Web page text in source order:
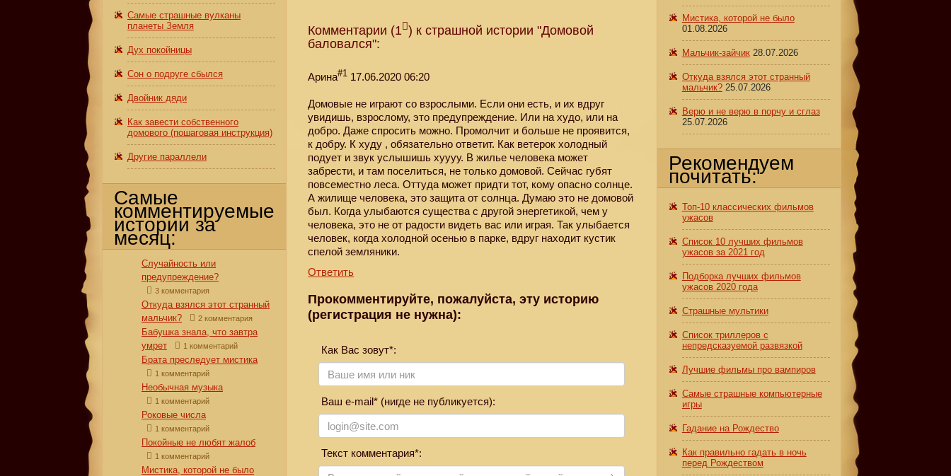
Комментарии (1 ) к страшной истории "Домовой
баловался":
Арина#1 17.06.2020 06:20
Домовые не играют со взрослыми. Если они есть, и их вдруг
увидишь, взрослому, это предупреждение. Или на худо, или на
добро. Даже спросить можно. Промолчит и больше не проявится,
к добру. К худу , обязательно ответит. Как ветерок холодный
подует и звук услышишь хуууу. В жилье человека может
забрести, и там поселиться, не только домовой. Сейчас губят
повсеместно леса. Оттуда может придти тот, кому опасно солнце.
А жилище человека, это защита от солнца. Думаю это не домовой
был. Когда улыбаются существа с другой энергетикой, чем у
человека, это не от радости видеть вас или играя. Так улыбается
человек, когда холодной осенью в парке, вдруг находит кустик
спелой земляники.
Ответить
Прокомментируйте, пожалуйста, эту историю
(регистрация не нужна):
Как Вас зовут*:
Ваш e-mail* (нигде не публикуется):
Текст комментария*:
Самые страшные вулканы
планеты Земля
Дух покойницы
Сон о подруге сбылся
Двойник дяди
Как завести собственного
домового (пошаговая инструкция)
Другие параллели
Самые
комментируемые
истории за
месяц:
Случайность или
предупреждение?
3 комментария
Откуда взялся этот странный
мальчик?
2 комментария
Бабушка знала, что завтра
умрет
1 комментарий
Брата преследует мистика
1 комментарий
Необычная музыка
1 комментарий
Роковые числа
1 комментарий
Покойные не любят жалоб
1 комментарий
Мистика, которой не было
Мистика, которой не было
01.08.2026
Мальчик-зайчик 28.07.2026
Откуда взялся этот странный
мальчик? 25.07.2026
Верю и не верю в порчу и сглаз
25.07.2026
Рекомендуем
почитать:
Топ-10 классических фильмов
ужасов
Список 10 лучших фильмов
ужасов за 2021 год
Подборка лучших фильмов
ужасов 2020 года
Страшные мультики
Список триллеров с
непредсказуемой развязкой
Лучшие фильмы про вампиров
Самые страшные компьютерные
игры
Гадание на Рождество
Как правильно гадать в ночь
перед Рождеством